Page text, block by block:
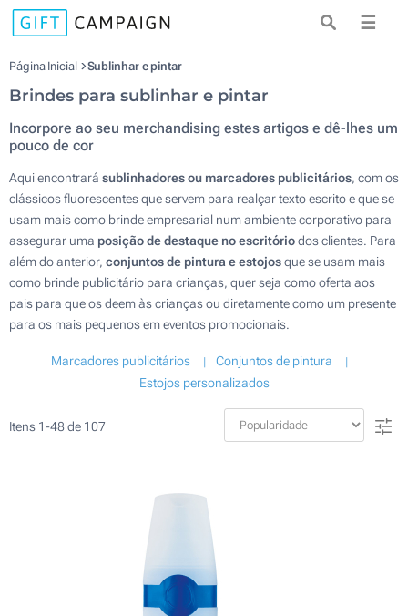
☰
Página Inicial Sublinhar e pintar
Brindes para sublinhar e pintar
Incorpore ao seu merchandising estes artigos e dê-lhes um
pouco de cor
Aqui encontrará sublinhadores ou marcadores publicitários, com os
clássicos fluorescentes que servem para realçar texto escrito e que se
usam mais como brinde empresarial num ambiente corporativo para
assegurar uma posição de destaque no escritóriodos clientes. Para
além do anterior, conjuntos de pintura e estojosque se usam mais
como brinde publicitário para crianças, quer seja como oferta aos
pais para que os deem às crianças ou diretamente como um presente
para os mais pequenos em eventos promocionais.
Marcadores publicitários
Conjuntos de pintura
Estojos personalizados
Itens 1-48de 107